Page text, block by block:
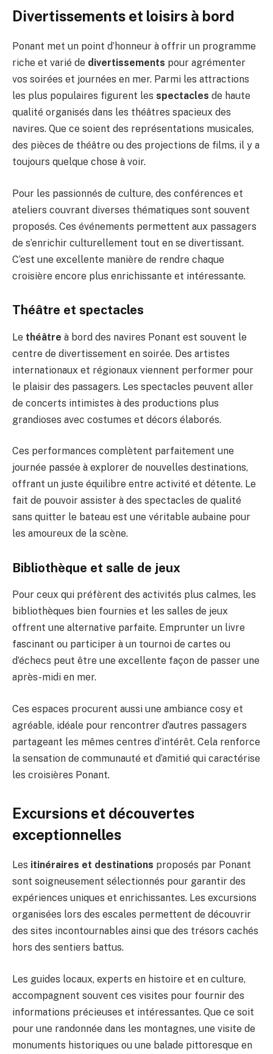
Divertissements et loisirs à bord
Ponant met un point d’honneur à offrir un programme
riche et varié de divertissements pour agrémenter
vos soirées et journées en mer. Parmi les attractions
les plus populaires figurent les spectacles de haute
qualité organisés dans les théâtres spacieux des
navires. Que ce soient des représentations musicales,
des pièces de théâtre ou des projections de films, il y a
toujours quelque chose à voir.
Pour les passionnés de culture, des conférences et
ateliers couvrant diverses thématiques sont souvent
proposés. Ces événements permettent aux passagers
de s’enrichir culturellement tout en se divertissant.
C’est une excellente manière de rendre chaque
croisière encore plus enrichissante et intéressante.
Théâtre et spectacles
Le théâtre à bord des navires Ponant est souvent le
centre de divertissement en soirée. Des artistes
internationaux et régionaux viennent performer pour
le plaisir des passagers. Les spectacles peuvent aller
de concerts intimistes à des productions plus
grandioses avec costumes et décors élaborés.
Ces performances complètent parfaitement une
journée passée à explorer de nouvelles destinations,
offrant un juste équilibre entre activité et détente. Le
fait de pouvoir assister à des spectacles de qualité
sans quitter le bateau est une véritable aubaine pour
les amoureux de la scène.
Bibliothèque et salle de jeux
Pour ceux qui préfèrent des activités plus calmes, les
bibliothèques bien fournies et les salles de jeux
offrent une alternative parfaite. Emprunter un livre
fascinant ou participer à un tournoi de cartes ou
d’échecs peut être une excellente façon de passer une
après-midi en mer.
Ces espaces procurent aussi une ambiance cosy et
agréable, idéale pour rencontrer d’autres passagers
partageant les mêmes centres d’intérêt. Cela renforce
la sensation de communauté et d’amitié qui caractérise
les croisières Ponant.
Excursions et découvertes
exceptionnelles
Les itinéraires et destinations proposés par Ponant
sont soigneusement sélectionnés pour garantir des
expériences uniques et enrichissantes. Les excursions
organisées lors des escales permettent de découvrir
des sites incontournables ainsi que des trésors cachés
hors des sentiers battus.
Les guides locaux, experts en histoire et en culture,
accompagnent souvent ces visites pour fournir des
informations précieuses et intéressantes. Que ce soit
pour une randonnée dans les montagnes, une visite de
monuments historiques ou une balade pittoresque en